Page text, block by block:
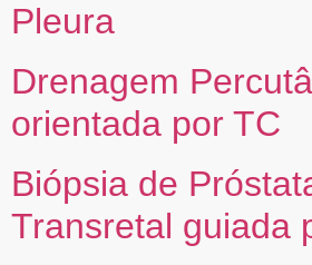
Pleura
Drenagem
orientada por TC
Biópsia de
Transretal guiada